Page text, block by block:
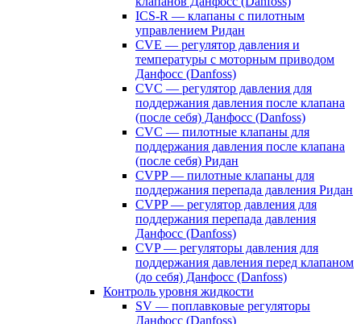
ICS-R — клапаны с пилотным
управлением Ридан
CVE — регулятор давления и
температуры с моторным приводом
Данфосс (Danfoss)
CVС — регулятор давления для
поддержания давления после клапана
(после себя) Данфосс (Danfoss)
CVС — пилотные клапаны для
поддержания давления после клапана
(после себя) Ридан
CVPP — пилотные клапаны для
поддержания перепада давления Ридан
CVPP — регулятор давления для
поддержания перепада давления
Данфосс (Danfoss)
CVP — регуляторы давления для
поддержания давления перед клапаном
(до себя) Данфосс (Danfoss)
Контроль уровня жидкости
SV — поплавковые регуляторы
Данфосс (Danfoss)